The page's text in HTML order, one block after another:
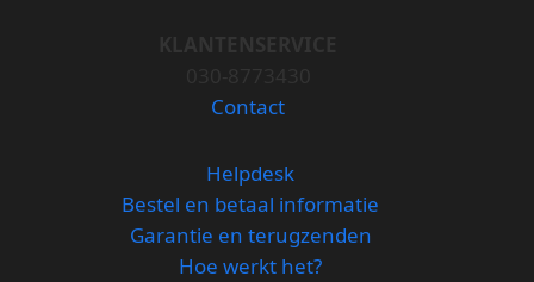
Contact
Helpdesk
Bestel en betaal informatie
Garantie en terugzenden
Hoe werkt het?